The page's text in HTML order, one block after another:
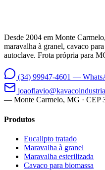
Desde 2004 em Monte
maravalha à granel, cavaco
autoclave. Frota própria para
(34) 99947-4601 —
— Monte Carmelo, MG · CEP
Produtos
Eucalipto tratado
Maravalha à granel
Maravalha esterilizada
Cavaco para biomassa